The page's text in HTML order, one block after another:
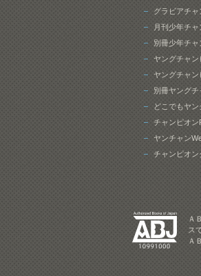
グラビアチャ
月刊少年チャ
別冊少年チャ
ヤングチャン
ヤングチャン
別冊ヤングチ
どこでもヤ
チャンピオン
ヤンチャン
チャンピオン
Ａ
ス
Ａ